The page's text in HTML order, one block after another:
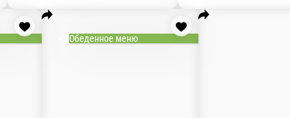
Обеденное меню